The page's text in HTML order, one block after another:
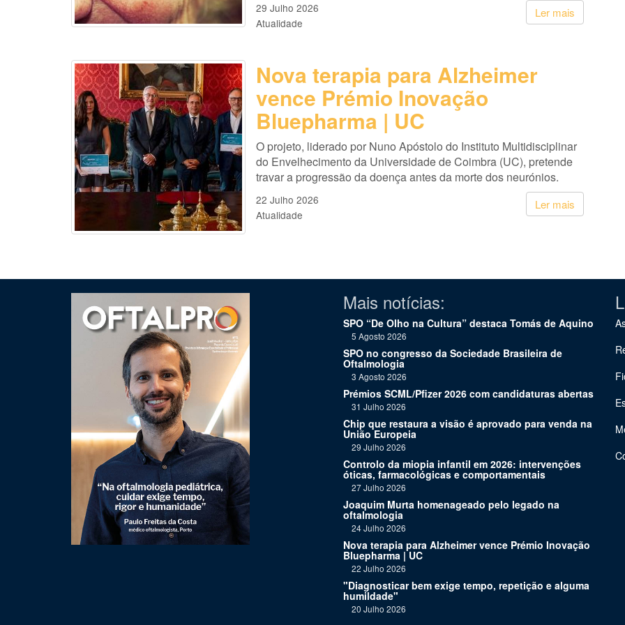
Ler mais
29 Julho 2026
Atualidade
Nova terapia para Alzheimer
vence Prémio Inovação
Bluepharma | UC
O projeto, liderado por Nuno Apóstolo do Instituto Multidisciplinar
do Envelhecimento da Universidade de Coimbra (UC), pretende
travar a progressão da doença antes da morte dos neurónios.
Ler mais
22 Julho 2026
Atualidade
Clique para ler
Mais notícias:
SPO “De Olho na Cultura” destaca Tomás de Aquino
5 Agosto 2026
SPO no congresso da Sociedade Brasileira de
Oftalmologia
3 Agosto 2026
Prémios SCML/Pfizer 2026 com candidaturas abertas
31 Julho 2026
Chip que restaura a visão é aprovado para venda na
União Europeia
29 Julho 2026
Controlo da miopia infantil em 2026: intervenções
óticas, farmacológicas e comportamentais
27 Julho 2026
Joaquim Murta homenageado pelo legado na
oftalmologia
24 Julho 2026
Nova terapia para Alzheimer vence Prémio Inovação
Bluepharma | UC
22 Julho 2026
"Diagnosticar bem exige tempo, repetição e alguma
humildade"
20 Julho 2026